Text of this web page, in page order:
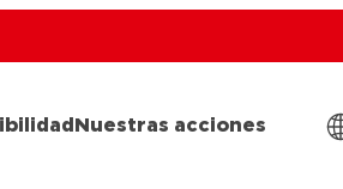
Nuestras acciones